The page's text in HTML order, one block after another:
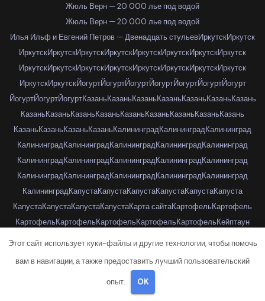
Жюль Верн — 20 000 лье под водой
Жюль Верн — 20 000 лье под водой
Илья Ильф и Евгений Петров — Двенадцать стульевИркутскИркутск
ИркутскИркутскИркутскИркутскИркутскИркутскИркутскИркутск
ИркутскИркутскИркутскИркутскИркутскИркутскИркутскИркутск
ИркутскИркутскЙогуртЙогуртЙогуртЙогуртЙогуртЙогуртЙогурт
ЙогуртЙогуртЙогуртКазаньКазаньКазаньКазаньКазаньКазаньКазань
КазаньКазаньКазаньКазаньКазаньКазаньКазаньКазаньКазань
КазаньКазаньКазаньКазаньКалининградКалининградКалининград
КалининградКалининградКалининградКалининградКалининград
КалининградКалининградКалининградКалининградКалининград
КалининградКалининградКалининградКалининградКалининград
КалининградКапустаКапустаКапустаКапустаКапустаКапуста
КапустаКапустаКапустаКапустаКарта сайтаКартофельКартофель
КартофельКартофельКартофельКартофельКартофельКейптаун
Кейптаун Кейптаун КейптаунКейптаун
КлубникаКлубника
Этот сайт использует куки-файлы и другие технологии, чтобы помочь
вам в навигации, а также предоставить лучший пользовательский
опыт. OK